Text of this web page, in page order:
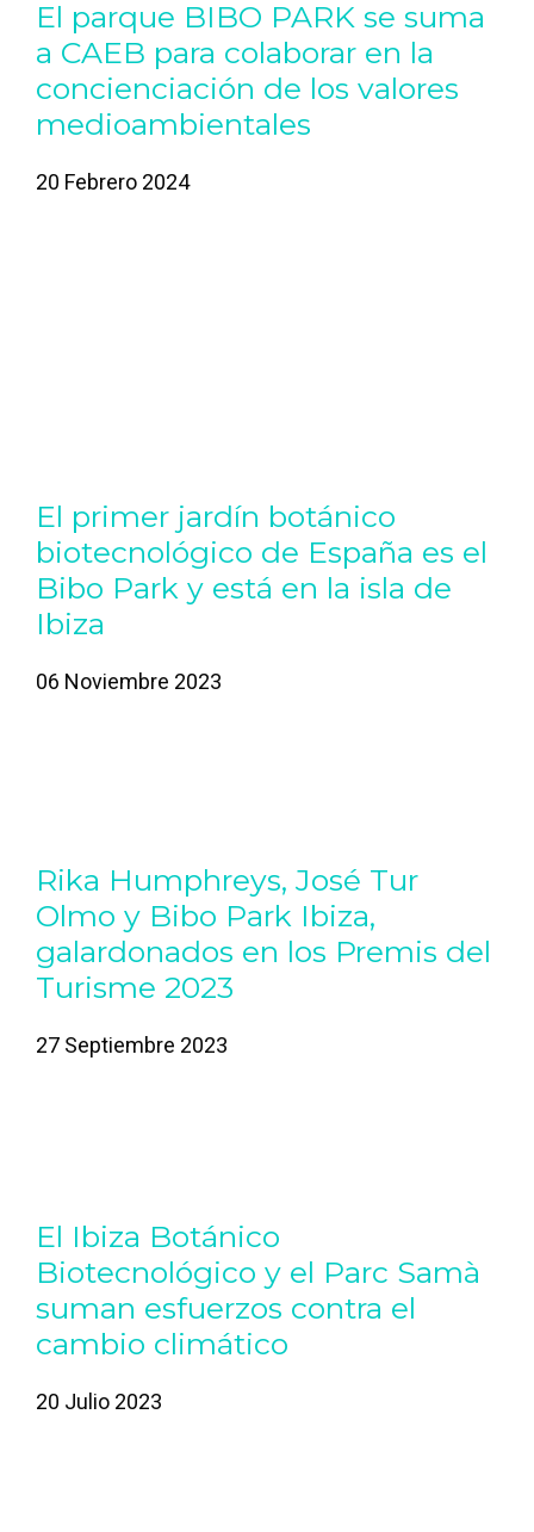
El parque BIBO PARK se suma
a CAEB para colaborar en la
concienciación de los valores
medioambientales
20 Febrero 2024
El primer jardín botánico
biotecnológico de España es el
Bibo Park y está en la isla de
Ibiza
06 Noviembre 2023
Rika Humphreys, José Tur
Olmo y Bibo Park Ibiza,
galardonados en los Premis del
Turisme 2023
27 Septiembre 2023
El Ibiza Botánico
Biotecnológico y el Parc Samà
suman esfuerzos contra el
cambio climático
20 Julio 2023